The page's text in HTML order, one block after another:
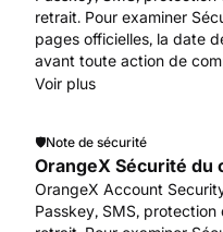
retrait. Pour examiner
pages officielles, la date
avant toute action de
www.orangex.com.
Voir plus
🛡️Note de sécurité
OrangeX Sécurité du
OrangeX Account
Passkey, SMS,